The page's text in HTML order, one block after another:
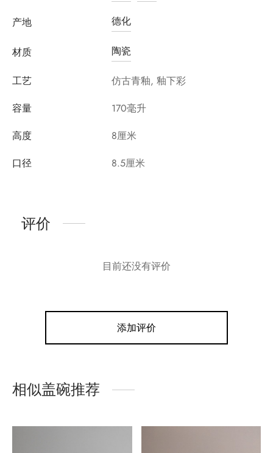
产地 德化
材质 陶瓷
工艺
仿古青釉, 釉下彩
容量
170毫升
高度
8厘米
口径
8.5厘米
评价
目前还没有评价
添加评价
相似盖碗推荐